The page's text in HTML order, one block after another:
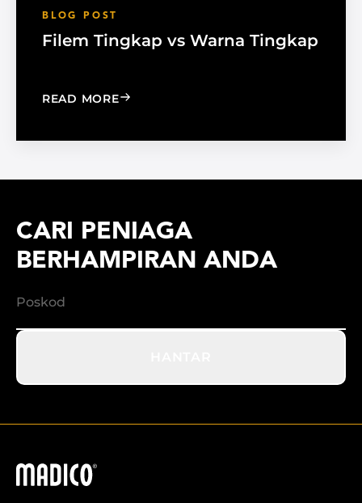
BLOG POST
Filem Tingkap vs Warna Tingkap
READ MORE: WINDOW FILM VS. WINDOW
CARI PENIAGA
BERHAMPIRAN ANDA
Madico